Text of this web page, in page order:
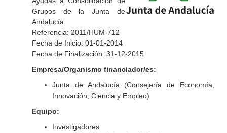
Grupos de la Junta de
Andalucía
Referencia: 2011/HUM-712
Fecha de Inicio: 01-01-2014
Fecha de Finalización: 31-12-2015
Empresa/Organismo financiador/es:
Junta de Andalucía (Consejería de Economía,
Innovación, Ciencia y Empleo)
Equipo:
Investigadores: